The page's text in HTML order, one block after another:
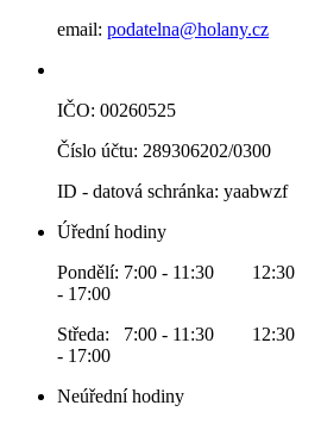
email: podatelna@holany.cz
IČO: 00260525
Číslo účtu: 289306202/0300
ID - datová schránka: yaabwzf
Úřední hodiny
Pondělí: 7:00 - 11:30 12:30
- 17:00
Středa: 7:00 - 11:30 12:30
- 17:00
Neúřední hodiny